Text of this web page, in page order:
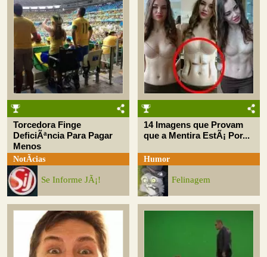
Torcedora Finge
DeficiÃªncia Para Pagar
Menos
NotÃ­cias
Se Informe JÃ¡!
14 Imagens que Provam
que a Mentira EstÃ¡ Por...
Humor
Felinagem